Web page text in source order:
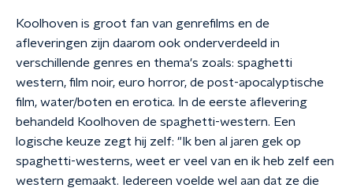
Koolhoven is groot fan van genrefilms en de
afleveringen zijn daarom ook onderverdeeld in
verschillende genres en thema's zoals: spaghetti
western, film noir, euro horror, de post-apocalyptische
film, water/boten en erotica. In de eerste aflevering
behandeld Koolhoven de spaghetti-western. Een
logische keuze zegt hij zelf: "Ik ben al jaren gek op
spaghetti-westerns, weet er veel van en ik heb zelf een
western gemaakt. Iedereen voelde wel aan dat ze die